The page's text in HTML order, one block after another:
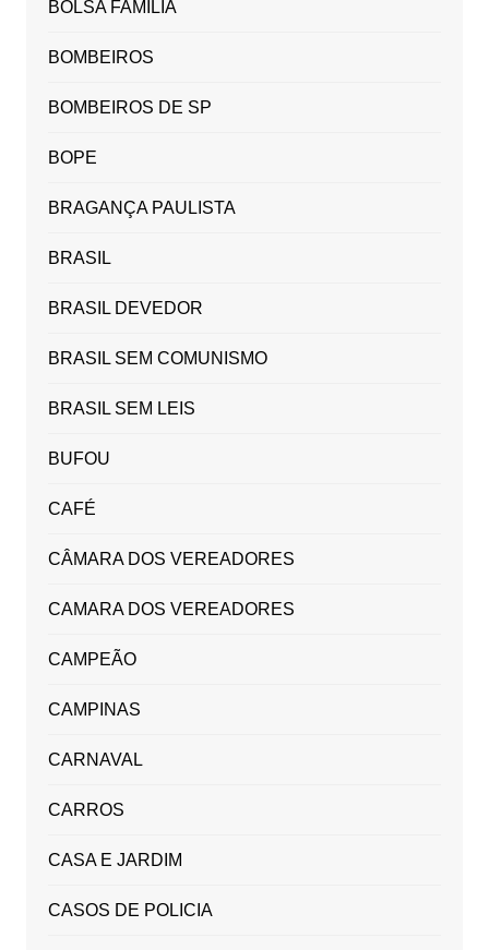
BOLSA FAMÍLIA
BOMBEIROS
BOMBEIROS DE SP
BOPE
BRAGANÇA PAULISTA
BRASIL
BRASIL DEVEDOR
BRASIL SEM COMUNISMO
BRASIL SEM LEIS
BUFOU
CAFÉ
CÂMARA DOS VEREADORES
CAMARA DOS VEREADORES
CAMPEÃO
CAMPINAS
CARNAVAL
CARROS
CASA E JARDIM
CASOS DE POLICIA